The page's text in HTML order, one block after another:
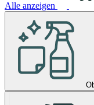
Alle anzeigen